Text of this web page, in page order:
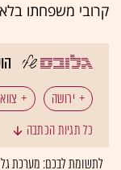
קרובי משפחתו
ירושה
בית המשפט העליון
כל תגיות הכתבה
לתשומת לבכם: מערכת